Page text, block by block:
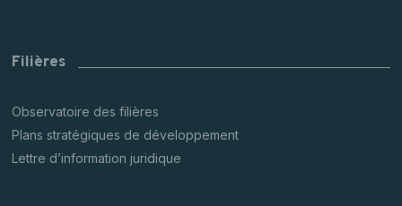
Filières
Observatoire des filières
Plans stratégiques de développement
Lettre d’information juridique